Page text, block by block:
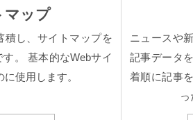
マップ
積し、サイトマップを
。 基本的なWebサイ
に使用します。
ニュースや
記事データ
着順に記事